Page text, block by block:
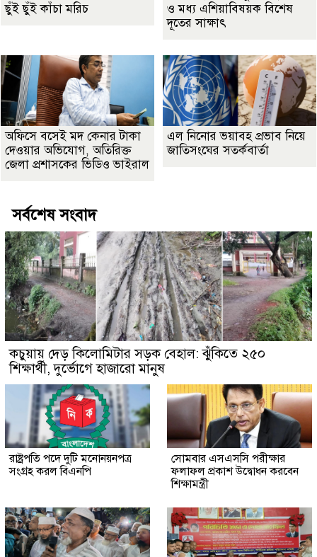
ছুঁই ছুঁই কাঁচা মরিচ
ও মধ্য এশিয়াবিষয়ক বিশেষ
দূতের সাক্ষাৎ
অফিসে বসেই মদ কেনার টাকা
দেওয়ার অভিযোগ, অতিরিক্ত
জেলা প্রশাসকের ভিডিও ভাইরাল
এল নিনোর ভয়াবহ প্রভাব নিয়ে
জাতিসংঘের সতর্কবার্তা
সর্বশেষ সংবাদ
কচুয়ায় দেড় কিলোমিটার সড়ক বেহাল: ঝুঁকিতে ২৫০
শিক্ষার্থী, দুর্ভোগে হাজারো মানুষ
রাষ্ট্রপতি পদে দুটি মনোনয়নপত্র
সংগ্রহ করল বিএনপি
সোমবার এসএসসি পরীক্ষার
ফলাফল প্রকাশ উদ্বোধন করবেন
শিক্ষামন্ত্রী